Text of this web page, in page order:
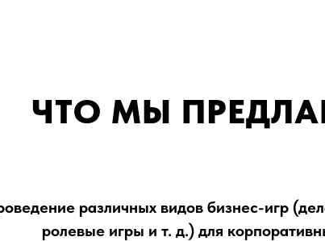
ЧТО МЫ
различных видов бизнес-игр
ролевые игры и т. д.) для